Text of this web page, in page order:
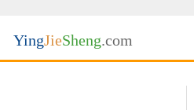
YingJieSheng.com